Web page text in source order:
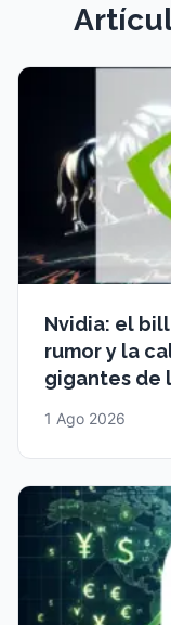
Nvidia: el
rumor y la
gigantes de
1 Ago 2026